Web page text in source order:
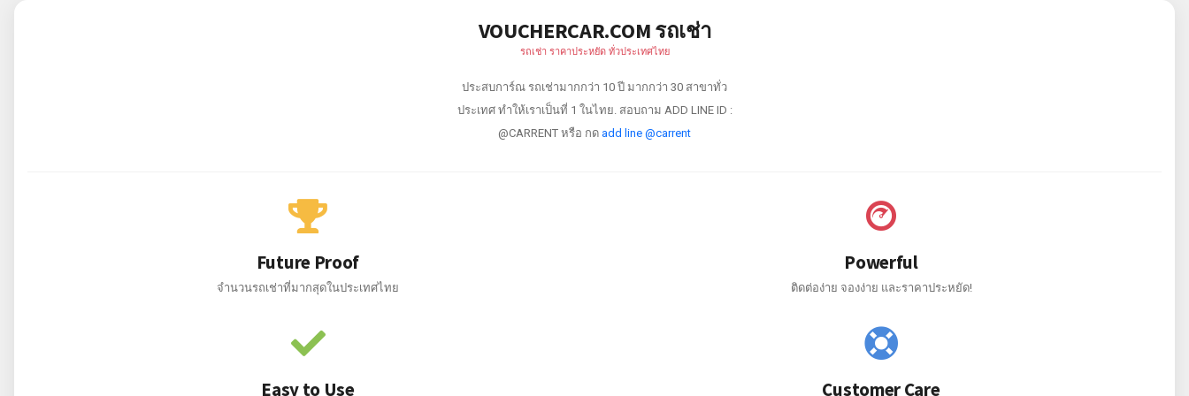
VOUCHERCAR.COM รถเช่า
รถเช่า ราคาประหยัด ทั่วประเทศไทย
ประสบการ์ณ รถเช่ามากกว่า 10 ปี มากกว่า 30 สาขาทั่ว
ประเทศ ทำให้เราเป็นที่ 1 ในไทย. สอบถาม ADD LINE ID :
@CARRENT หรือ กด add line @carrent
Future Proof
จำนวนรถเช่าที่มากสุดในประเทศไทย
Powerful
ติดต่อง่าย จองง่าย และราคาประหยัด!
Easy to Use Customer Care